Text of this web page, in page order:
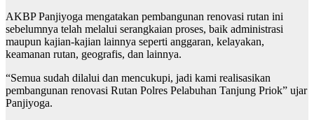
AKBP Panjiyoga mengatakan pembangunan renovasi rutan ini
sebelumnya telah melalui serangkaian proses, baik administrasi
maupun kajian-kajian lainnya seperti anggaran, kelayakan,
keamanan rutan, geografis, dan lainnya.
“Semua sudah dilalui dan mencukupi, jadi kami realisasikan
pembangunan renovasi Rutan Polres Pelabuhan Tanjung Priok” ujar
Panjiyoga.